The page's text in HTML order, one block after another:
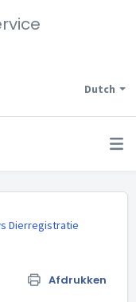
Dutch
Dierregistratie
Afdrukken